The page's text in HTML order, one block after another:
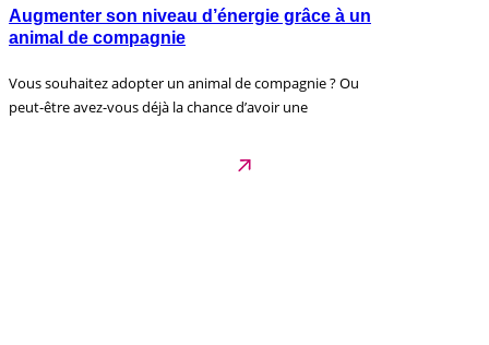
Augmenter son niveau d’énergie grâce à un
animal de compagnie
Vous souhaitez adopter un animal de compagnie ? Ou
peut-être avez-vous déjà la chance d’avoir une